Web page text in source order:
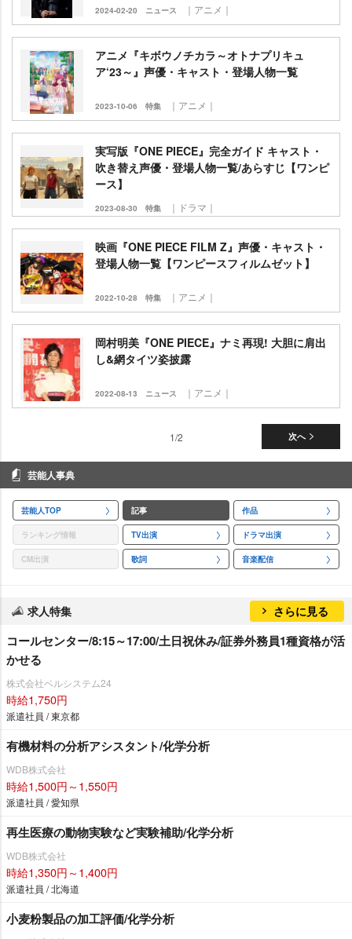
2024-02-20 ニュース ｜アニメ｜
アニメ『キボウノチカラ～オトナプリキュ
ア‘23～』声優・キャスト・登場人物一覧
2023-10-06 特集 ｜アニメ｜
実写版『ONE PIECE』完全ガイド キャスト・
吹き替え声優・登場人物一覧/あらすじ【ワンピ
ース】
2023-08-30 特集 ｜ドラマ｜
映画『ONE PIECE FILM Z』声優・キャスト・
登場人物一覧【ワンピースフィルムゼット】
2022-10-28 特集 ｜アニメ｜
岡村明美『ONE PIECE』ナミ再現! 大胆に肩出
し&網タイツ姿披露
2022-08-13 ニュース ｜アニメ｜
次へ
1/2
芸能人事典
芸能人TOP 記事 作品
ランキング情報 TV出演 ドラマ出演
CM出演 歌詞 音楽配信
求人特集 さらに見る
コールセンター/8:15～17:00/土日祝休み/証券外務員1種資格が活
かせる
株式会社ベルシステム24
時給1,750円
派遣社員 / 東京都
有機材料の分析アシスタント/化学分析
WDB株式会社
時給1,500円～1,550円
派遣社員 / 愛知県
再生医療の動物実験など実験補助/化学分析
WDB株式会社
時給1,350円～1,400円
派遣社員 / 北海道
小麦粉製品の加工評価/化学分析